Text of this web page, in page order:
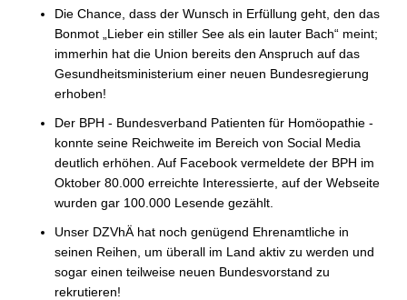
Die Chance, dass der Wunsch in Erfüllung geht, den das
Bonmot „Lieber ein stiller See als ein lauter Bach“ meint;
immerhin hat die Union bereits den Anspruch auf das
Gesundheitsministerium einer neuen Bundesregierung
erhoben!
Der BPH - Bundesverband Patienten für Homöopathie -
konnte seine Reichweite im Bereich von Social Media
deutlich erhöhen. Auf Facebook vermeldete der BPH im
Oktober 80.000 erreichte Interessierte, auf der Webseite
wurden gar 100.000 Lesende gezählt.
Unser DZVhÄ hat noch genügend Ehrenamtliche in
seinen Reihen, um überall im Land aktiv zu werden und
sogar einen teilweise neuen Bundesvorstand zu
rekrutieren!